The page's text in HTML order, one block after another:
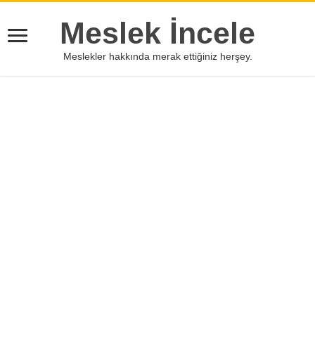
Meslek İncele
Meslekler hakkında merak ettiğiniz herşey.